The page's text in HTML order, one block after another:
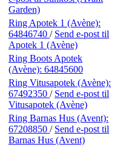
Garden)
Ring Apotek 1 (Avène):
64846740 / Send e-post til
Apotek 1 (Avène)
Ring Boots Apotek
(Avène): 64845600
Ring Vitusapotek (Avène):
67492350 / Send e-post til
Vitusapotek (Avène)
Ring Barnas Hus (Avent):
67208850 / Send e-post til
Barnas Hus (Avent)